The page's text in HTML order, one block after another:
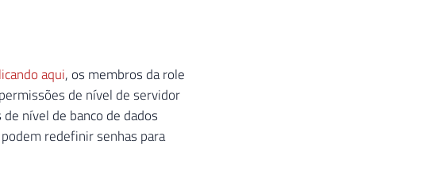
aqui, os membros da role
de nível de servidor
de nível de banco de dados
redefinir senhas para